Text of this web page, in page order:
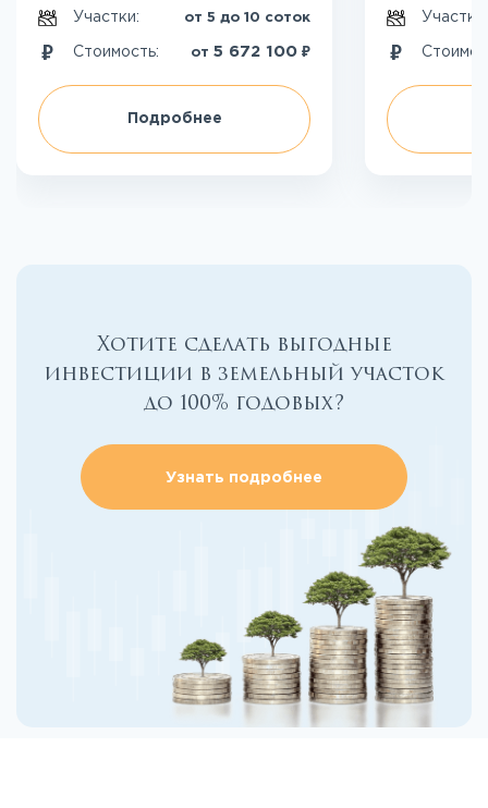
Участки: от 5 до 10 соток
Стоимость: от 5 672 100 ₽
Подробнее
Участки:
Хотите сделать выгодные
инвестиции в земельный участок
до 100% годовых?
Узнать подробнее